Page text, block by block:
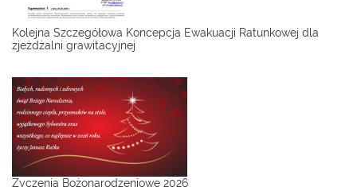
Kolejna Szczegółowa Koncepcja Ewakuacji Ratunkowej dla
zjeżdżalni grawitacyjnej
Życzenia Bożonarodzeniowe 2026